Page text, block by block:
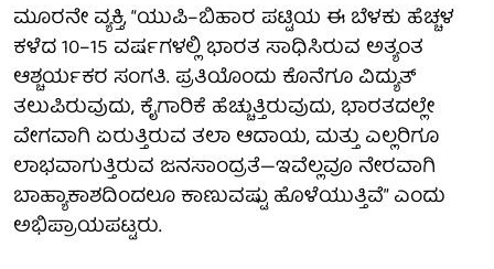
ಮೂರನೇ ವ್ಯಕ್ತಿ, “ಯುಪಿ–ಬಿಹಾರ ಪಟ್ಟಿಯ ಈ ಬೆಳಕು ಹೆಚ್ಚಳ
ಕಳೆದ 10–15 ವರ್ಷಗಳಲ್ಲಿ ಭಾರತ ಸಾಧಿಸಿರುವ ಅತ್ಯಂತ
ಆಶ್ಚರ್ಯಕರ ಸಂಗತಿ. ಪ್ರತಿಯೊಂದು ಕೊನೆಗೂ ವಿದ್ಯುತ್
ತಲುಪಿರುವುದು, ಕೈಗಾರಿಕೆ ಹೆಚ್ಚುತ್ತಿರುವುದು, ಭಾರತದಲ್ಲೇ
ವೇಗವಾಗಿ ಏರುತ್ತಿರುವ ತಲಾ ಆದಾಯ, ಮತ್ತು ಎಲ್ಲರಿಗೂ
ಲಾಭವಾಗುತ್ತಿರುವ ಜನಸಾಂದ್ರತೆ—ಇವೆಲ್ಲವೂ ನೇರವಾಗಿ
ಬಾಹ್ಯಾಕಾಶದಿಂದಲೂ ಕಾಣುವಷ್ಟು ಹೊಳೆಯುತ್ತಿವೆ” ಎಂದು
ಅಭಿಪ್ರಾಯಪಟ್ಟರು.